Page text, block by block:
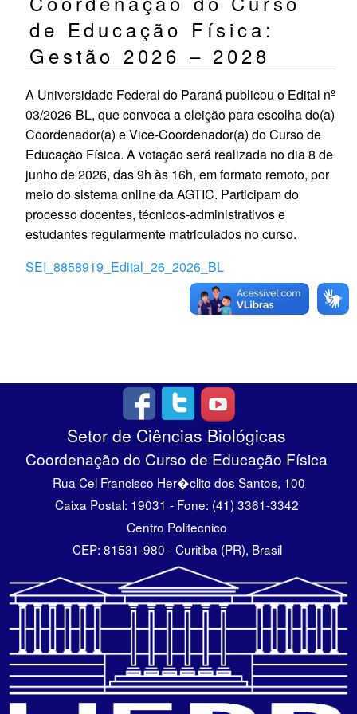
de Educação Física:
Gestão 2026 – 2028
A Universidade Federal do Paraná publicou o Edital nº
03/2026-BL, que convoca a eleição para escolha do(a)
Coordenador(a) e Vice-Coordenador(a) do Curso de
Educação Física. A votação será realizada no dia 8 de
junho de 2026, das 9h às 16h, em formato remoto, por
meio do sistema online da AGTIC. Participam do
processo docentes, técnicos-administrativos e
estudantes regularmente matriculados no curso.
SEI_8858919_Edital_26_2026_BL
Setor de Ciências Biológicas
Coordenação do Curso de Educação Física
Rua Cel Francisco Her�clito dos Santos, 100
Caixa Postal: 19031 - Fone: (41) 3361-3342
Centro Politecnico
CEP: 81531-980 - Curitiba (PR), Brasil